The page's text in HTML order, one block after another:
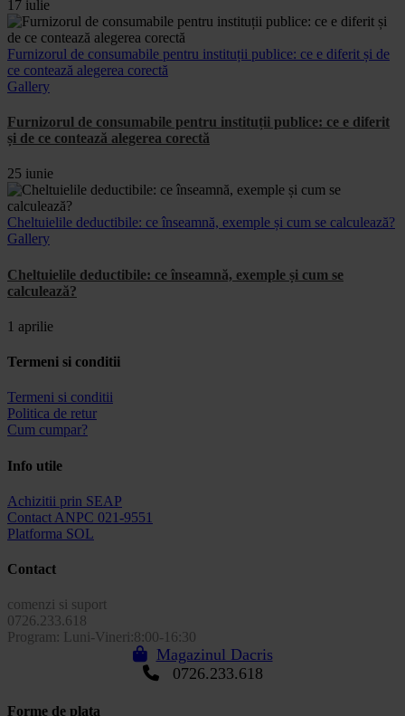
17 iulie
Furnizorul de consumabile pentru instituții publice: ce e diferit și de
ce contează alegerea corectă
Gallery
Furnizorul de consumabile pentru instituții publice: ce e diferit
și de ce contează alegerea corectă
25 iunie
Cheltuielile deductibile: ce înseamnă, exemple și cum se calculează?
Gallery
Cheltuielile deductibile: ce înseamnă, exemple și cum se
calculează?
1 aprilie
Termeni si conditii
Termeni si conditii
Politica de retur
Cum cumpar?
Info utile
Achizitii prin SEAP
Contact ANPC 021-9551
Platforma SOL
Contact
comenzi si suport
0726.233.618
Program: Luni-Vineri:8:00-16:30
Magazinul Dacris
0726.233.618
Forme de plata